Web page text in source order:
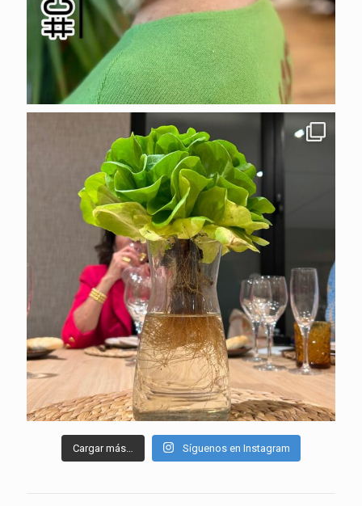
Cargar más… Síguenos en Instagram